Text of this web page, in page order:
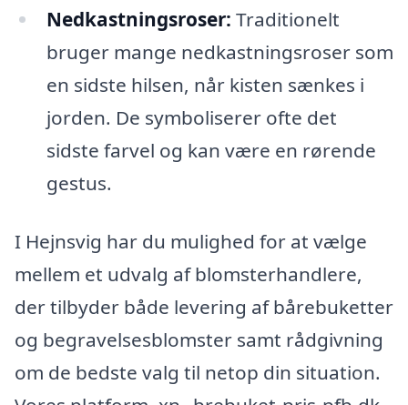
Nedkastningsroser: Traditionelt
bruger mange nedkastningsroser som
en sidste hilsen, når kisten sænkes i
jorden. De symboliserer ofte det
sidste farvel og kan være en rørende
gestus.
I Hejnsvig har du mulighed for at vælge
mellem et udvalg af blomsterhandlere,
der tilbyder både levering af bårebuketter
og begravelsesblomster samt rådgivning
om de bedste valg til netop din situation.